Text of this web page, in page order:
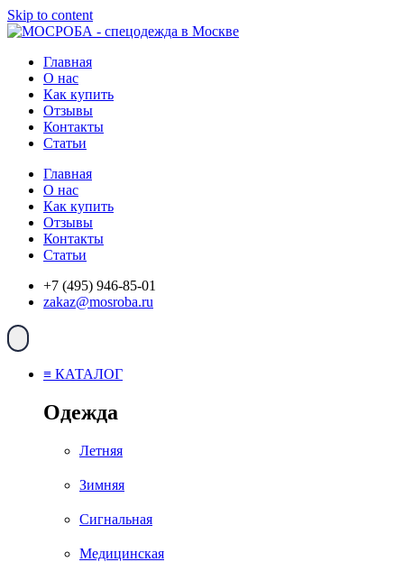
Skip to content
Главная
О нас
Как купить
Отзывы
Контакты
Статьи
Главная
О нас
Как купить
Отзывы
Контакты
Статьи
+7 (495) 946-85-01
zakaz@mosroba.ru
≡ КАТАЛОГ
Одежда
Летняя
Зимняя
Сигнальная
Медицинская